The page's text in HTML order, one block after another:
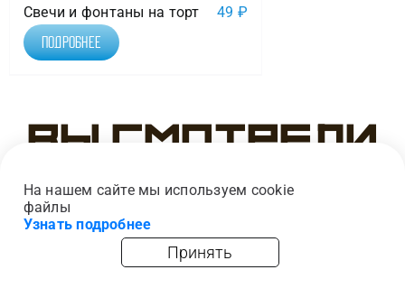
Свечи и фонтаны на торт 49 ₽
Подробнее
Вы смотрели
На нашем сайте мы используем cookie
файлы
Узнать подробнее
Принять